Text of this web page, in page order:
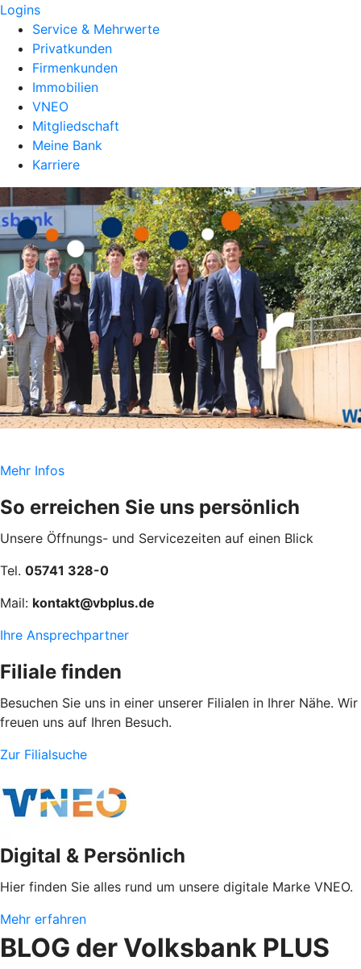
Logins
Service & Mehrwerte
Privatkunden
Firmenkunden
Immobilien
VNEO
Mitgliedschaft
Meine Bank
Karriere
Mehr Infos
So erreichen Sie uns persönlich
Unsere Öffnungs- und Servicezeiten auf einen Blick
Tel. 05741 328-0
Mail: kontakt@vbplus.de
Ihre Ansprechpartner
Filiale finden
Besuchen Sie uns in einer unserer Filialen in Ihrer Nähe. Wir
freuen uns auf Ihren Besuch.
Zur Filialsuche
Digital & Persönlich
Hier finden Sie alles rund um unsere digitale Marke VNEO.
Mehr erfahren
BLOG der Volksbank PLUS